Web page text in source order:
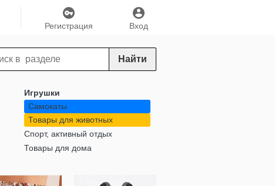
Вход
Регистрация
Найти
Игрушки
Самокаты
Товары для животных
Спорт, активный отдых
Товары для дома